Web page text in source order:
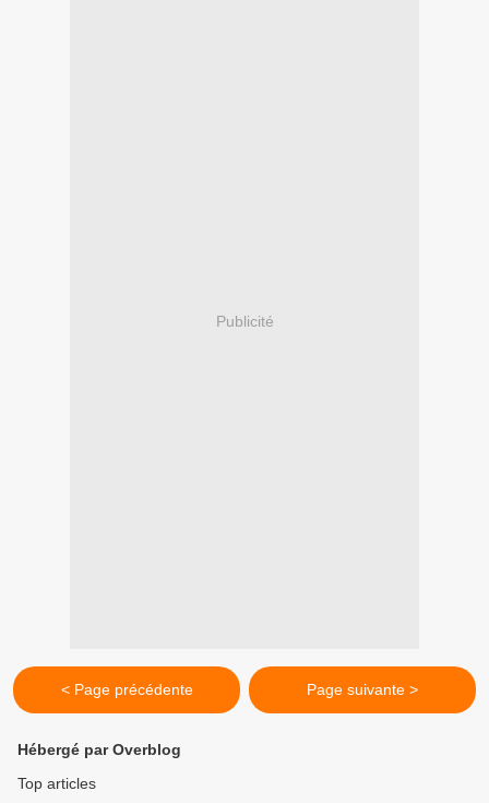
Publicité
< Page précédente Page suivante >
Hébergé par Overblog
Top articles